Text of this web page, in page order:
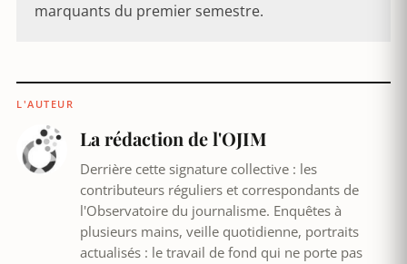
marquants du premier semestre.
L'AUTEUR
La rédaction de l'OJIM
Derrière cette signature collective : les
contributeurs réguliers et correspondants de
l'Observatoire du journalisme. Enquêtes à
plusieurs mains, veille quotidienne, portraits
actualisés : le travail de fond qui ne porte pas